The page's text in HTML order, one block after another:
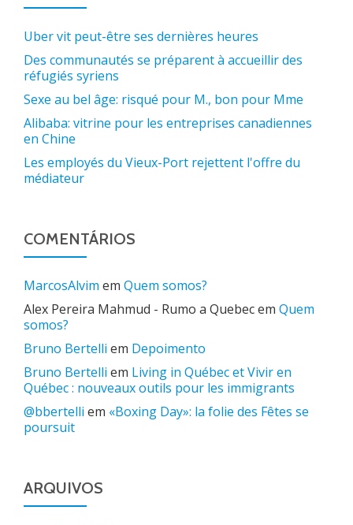
Uber vit peut-être ses dernières heures
Des communautés se préparent à accueillir des
réfugiés syriens
Sexe au bel âge: risqué pour M., bon pour Mme
Alibaba: vitrine pour les entreprises canadiennes
en Chine
Les employés du Vieux-Port rejettent l'offre du
médiateur
COMENTÁRIOS
MarcosAlvim em Quem somos?
Alex Pereira Mahmud - Rumo a Quebecem Quem
somos?
Bruno Bertelli em Depoimento
Bruno Bertelli em Living in Québec et Vivir en
Québec : nouveaux outils pour les immigrants
@bbertelli em «Boxing Day»: la folie des Fêtes se
poursuit
ARQUIVOS